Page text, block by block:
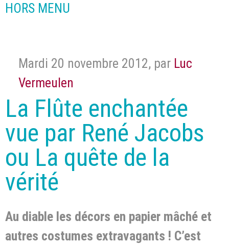
HORS MENU
Mardi 20 novembre 2012, par Luc
Vermeulen
La Flûte enchantée
vue par René Jacobs
ou La quête de la
vérité
Au diable les décors en papier mâché et
autres costumes extravagants ! C’est